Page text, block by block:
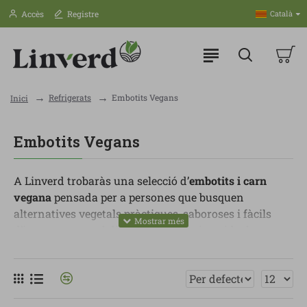
Accès Registre Català
Inici Refrigerats Embotits Vegans
Embotits Vegans
A Linverd trobaràs una selecció d’embotits i carn
veganapensada per a persones que busquen
alternatives vegetals pràctiques, saboroses i fàcils
d’incorporar en el dia a dia. Són opcions ideals per